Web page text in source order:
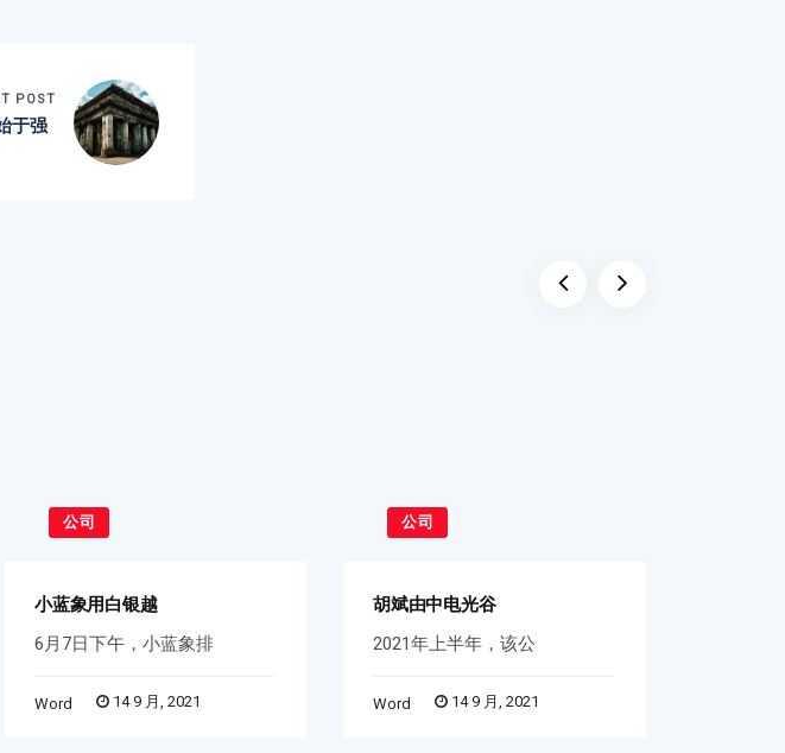
POST
于强
公司
小蓝象用白银越
6月7日下午，小蓝象排
Word 14 9 月, 2021
公司
胡斌由中电光谷
2021年上半年，该公
Word 14 9 月, 2021